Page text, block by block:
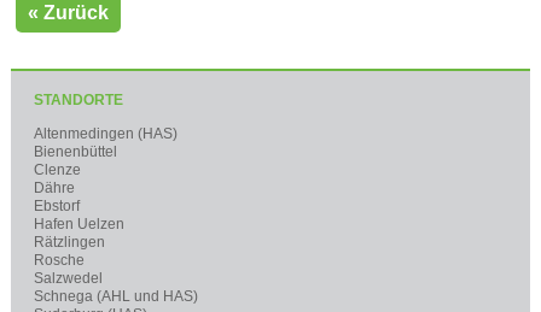
« Zurück
STANDORTE
Altenmedingen (HAS)
Bienenbüttel
Clenze
Dähre
Ebstorf
Hafen Uelzen
Rätzlingen
Rosche
Salzwedel
Schnega (AHL und HAS)